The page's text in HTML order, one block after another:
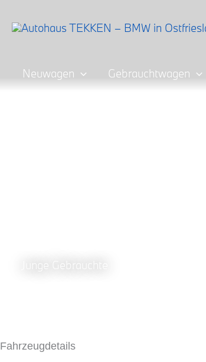
Inhalt
Neuwagen Gebrauchtwagen
Junge Gebrauchte
Fahrzeugdetails